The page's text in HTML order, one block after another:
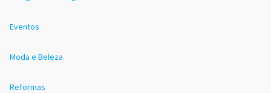
Eventos
Moda e Beleza
Reformas